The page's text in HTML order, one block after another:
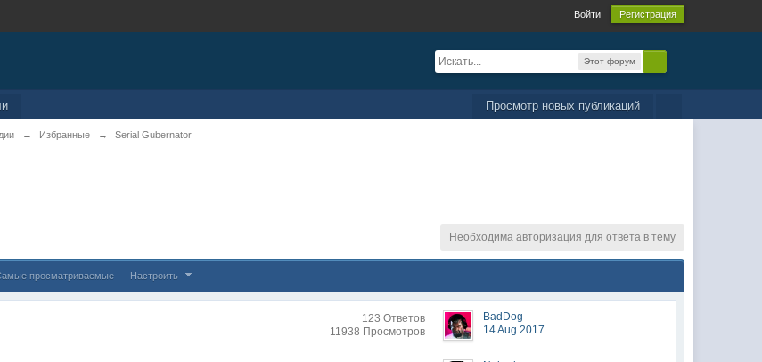
Войти Регистрация
Этот форум
Просмотр новых публикаций
→ Избранные → Serial Gubernator
Необходима авторизация для ответа в тему
просматриваемые Настроить
123 Ответов
11938 Просмотров
BadDog
14 Aug 2017